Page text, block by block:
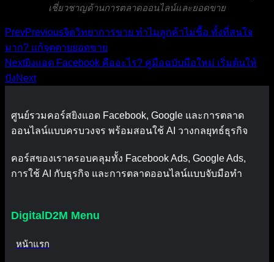
เชี่ยวชาญด้านการตลาดออนไลน์และยอดขาย
PrevPreviousจิตวิทยาการขาย ทำไมลูกค้าไม่ซื้อ ทั้งที่สนใจ
มาก? แก้จุดตายยอดขาย
Nextยิงแอด Facebook คืออะไร? คู่มือฉบับมือใหม่ เริ่มต้นให้
ปังNext
ศูนย์รวมคอร์สยิงแอด Facebook, Google และการตลาด
ออนไลน์แบบครบวงจร พร้อมสอนใช้ AI วางกลยุทธ์ธุรกิจ
คอร์สของเราครอบคลุมทั้ง Facebook Ads, Google Ads,
การใช้ AI กับธุรกิจ และการตลาดออนไลน์แบบจับมือทำ
DigitalD2M Menu
หน้าแรก